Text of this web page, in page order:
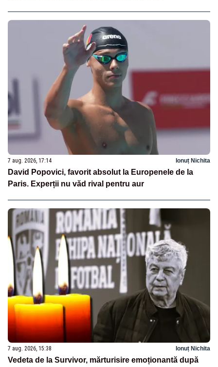
7 aug. 2026, 17:14 Ionuț Nichita
David Popovici, favorit absolut la Europenele de la
Paris. Experții nu văd rival pentru aur
7 aug. 2026, 15:38 Ionuț Nichita
Vedeta de la Survivor, mărturisire emoționantă după